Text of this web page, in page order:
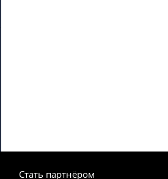
Стать партнёром